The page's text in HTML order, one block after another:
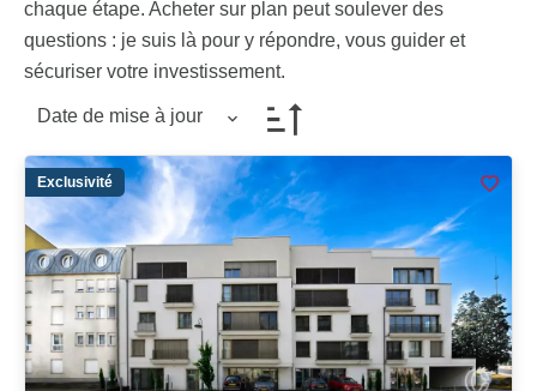
chaque étape. Acheter sur plan peut soulever des
questions : je suis là pour y répondre, vous guider et
sécuriser votre investissement.
Date de mise à jour
Exclusivité